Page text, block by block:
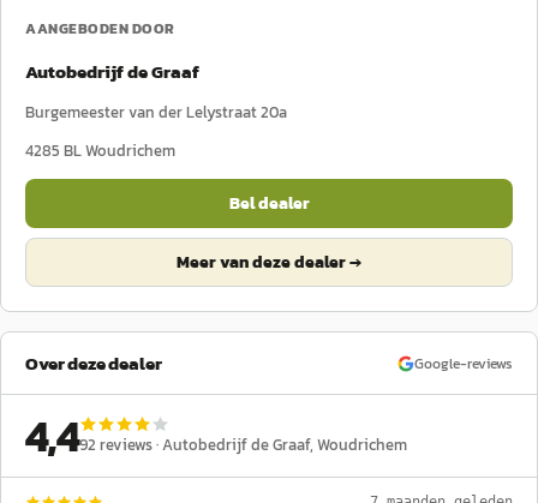
AANGEBODEN DOOR
Autobedrijf de Graaf
Burgemeester van der Lelystraat 20a
4285 BLWoudrichem
Bel dealer
Meer van deze dealer →
Over deze dealer Google-reviews
4,492 reviews ·Autobedrijf de Graaf, Woudrichem